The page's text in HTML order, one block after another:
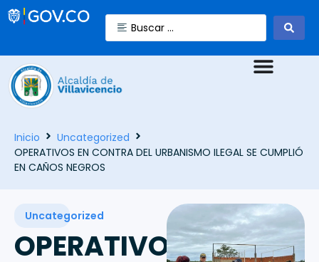
Inicio
Uncategorized
OPERATIVOS EN CONTRA DEL URBANISMO ILEGAL SE CUMPLIÓ
EN CAÑOS NEGROS
Uncategorized
OPERATIVOS